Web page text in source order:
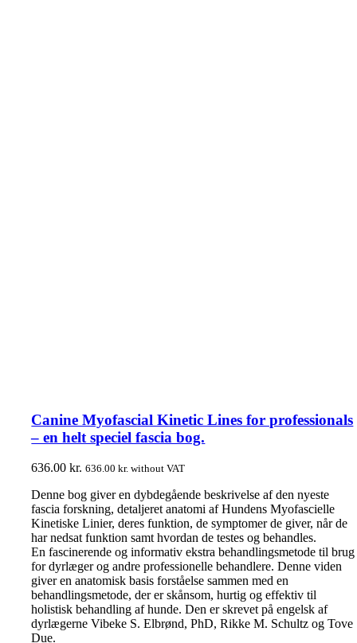
Canine Myofascial Kinetic Lines for professionals
– en helt speciel fascia bog.
636.00kr. 636.00kr. without VAT
Denne bog giver en dybdegående beskrivelse af den nyeste
fascia forskning, detaljeret anatomi af Hundens Myofascielle
Kinetiske Linier, deres funktion, de symptomer de giver, når de
har nedsat funktion samt hvordan de testes og behandles.
En fascinerende og informativ ekstra behandlingsmetode til brug
for dyrlæger og andre professionelle behandlere. Denne viden
giver en anatomisk basis forståelse sammen med en
behandlingsmetode, der er skånsom, hurtig og effektiv til
holistisk behandling af hunde. Den er skrevet på engelsk af
dyrlægerne Vibeke S. Elbrønd, PhD, Rikke M. Schultz og Tove
Due.